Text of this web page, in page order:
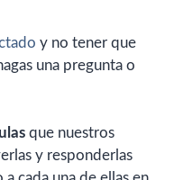
y no tener que
una pregunta o
que nuestros
y responderlas